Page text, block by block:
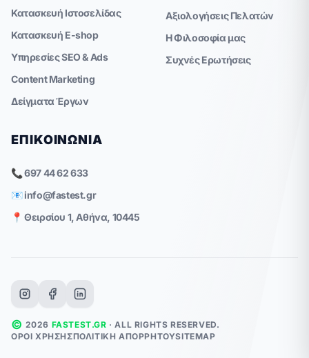
Κατασκευή Ιστοσελίδας
Κατασκευή E-shop
Υπηρεσίες SEO & Ads
Content Marketing
Δείγματα Έργων
Αξιολογήσεις Πελατών
Η Φιλοσοφία μας
Συχνές Ερωτήσεις
ΕΠΙΚΟΙΝΩΝΊΑ
📞 697 44 62 633
📧info@fastest.gr
📍 Θειρσίου 1, Αθήνα, 10445
© 2026 FASTEST.GR · ALL RIGHTS RESERVED.
ΌΡΟΙ ΧΡΉΣΗΣΠΟΛΙΤΙΚΉ ΑΠΟΡΡΉΤΟΥSITEMAP